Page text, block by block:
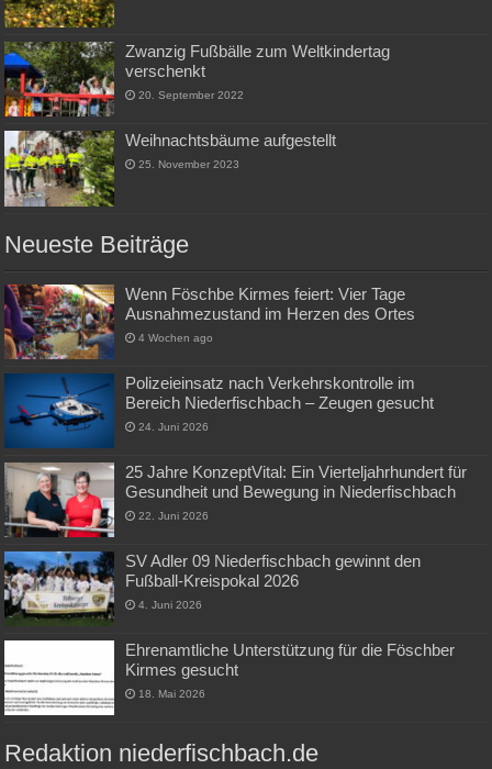
Zwanzig Fußbälle zum Weltkindertag
verschenkt
20. September 2022
Weihnachtsbäume aufgestellt
25. November 2023
Neueste Beiträge
Wenn Föschbe Kirmes feiert: Vier Tage
Ausnahmezustand im Herzen des Ortes
4 Wochen ago
Polizeieinsatz nach Verkehrskontrolle im
Bereich Niederfischbach – Zeugen gesucht
24. Juni 2026
25 Jahre KonzeptVital: Ein Vierteljahrhundert für
Gesundheit und Bewegung in Niederfischbach
22. Juni 2026
SV Adler 09 Niederfischbach gewinnt den
Fußball-Kreispokal 2026
4. Juni 2026
Ehrenamtliche Unterstützung für die Föschber
Kirmes gesucht
18. Mai 2026
Redaktion niederfischbach.de